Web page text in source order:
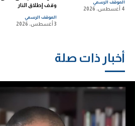
الموقف الرسمي
4 أغسطس، 2026
وقف إطلاق النار
الموقف الرسمي
3 أغسطس، 2026
أخبار ذات صلة